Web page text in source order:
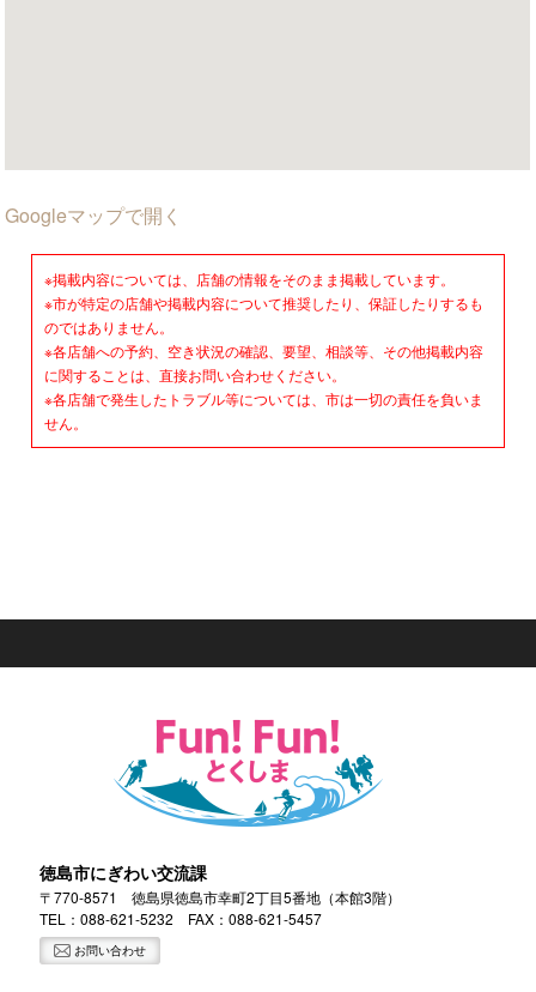
Googleマップで開く
※掲載内容については、店舗の情報をそのまま掲載しています。
※市が特定の店舗や掲載内容について推奨したり、保証したりするも
のではありません。
※各店舗への予約、空き状況の確認、要望、相談等、その他掲載内容
に関することは、直接お問い合わせください。
※各店舗で発生したトラブル等については、市は一切の責任を負いま
せん。
徳島市にぎわい交流課
〒770-8571 徳島県徳島市幸町2丁目5番地（本館3階）
TEL：088-621-5232 FAX：088-621-5457
お問い合わせ